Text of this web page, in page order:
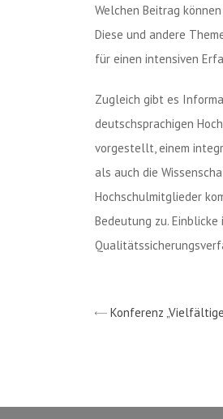
Welchen Beitrag
Diese und andere
für einen intensiven
Zugleich gibt es
deutschsprachigen
vorgestellt, einem
als auch die
Hochschulmitglieder
Bedeutung zu.
Konferenz